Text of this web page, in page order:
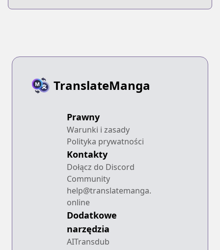
TranslateManga
Prawny
Warunki i zasady
Polityka prywatności
Kontakty
Dołącz do Discord
Community
help@translatemanga.
online
Dodatkowe
narzędzia
AITransdub